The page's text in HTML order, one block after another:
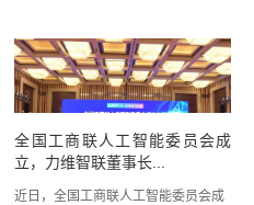
全国工商联人工智能委员会成
立，力维智联董事长...
近日，全国工商联人工智能委员会成